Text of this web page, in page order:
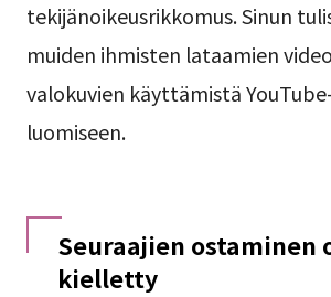
tekijänoikeusrikkomus. Sinun
muiden ihmisten lataamien
valokuvien käyttämistä
luomiseen.
Seuraajien ostaminen
kielletty